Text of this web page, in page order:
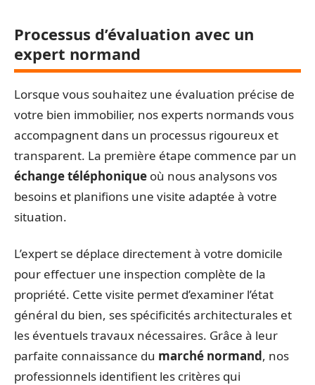
Processus d’évaluation avec un
expert normand
Lorsque vous souhaitez une évaluation précise de
votre bien immobilier, nos experts normands vous
accompagnent dans un processus rigoureux et
transparent. La première étape commence par un
échange téléphonique où nous analysons vos
besoins et planifions une visite adaptée à votre
situation.
L’expert se déplace directement à votre domicile
pour effectuer une inspection complète de la
propriété. Cette visite permet d’examiner l’état
général du bien, ses spécificités architecturales et
les éventuels travaux nécessaires. Grâce à leur
parfaite connaissance du marché normand, nos
professionnels identifient les critères qui